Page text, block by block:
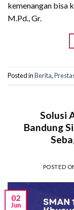
kemenangan bisa
M.Pd., Gr.
Posted inBerita,
Solusi
Bandung
POSTED
02
Jun